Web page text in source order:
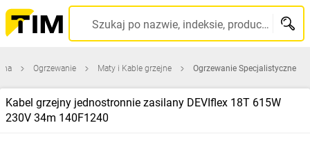
Szukaj po nazwie, indeksie, producencie, kodzie kreskowym...
Ogrzewanie Maty i Kable grzejne Ogrzewanie Specjalistyczne
Kabel grzejny jednostronnie zasilany DEVIflex 18T 615W
230V 34m 140F1240